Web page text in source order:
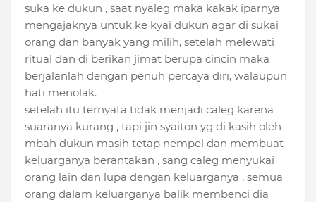
suka ke dukun , saat nyaleg maka kakak iparnya
mengajaknya untuk ke kyai dukun agar di sukai
orang dan banyak yang milih, setelah melewati
ritual dan di berikan jimat berupa cincin maka
berjalanlah dengan penuh percaya diri, walaupun
hati menolak.
setelah itu ternyata tidak menjadi caleg karena
suaranya kurang , tapi jin syaiton yg di kasih oleh
mbah dukun masih tetap nempel dan membuat
keluarganya berantakan , sang caleg menyukai
orang lain dan lupa dengan keluarganya , semua
orang dalam keluarganya balik membenci dia